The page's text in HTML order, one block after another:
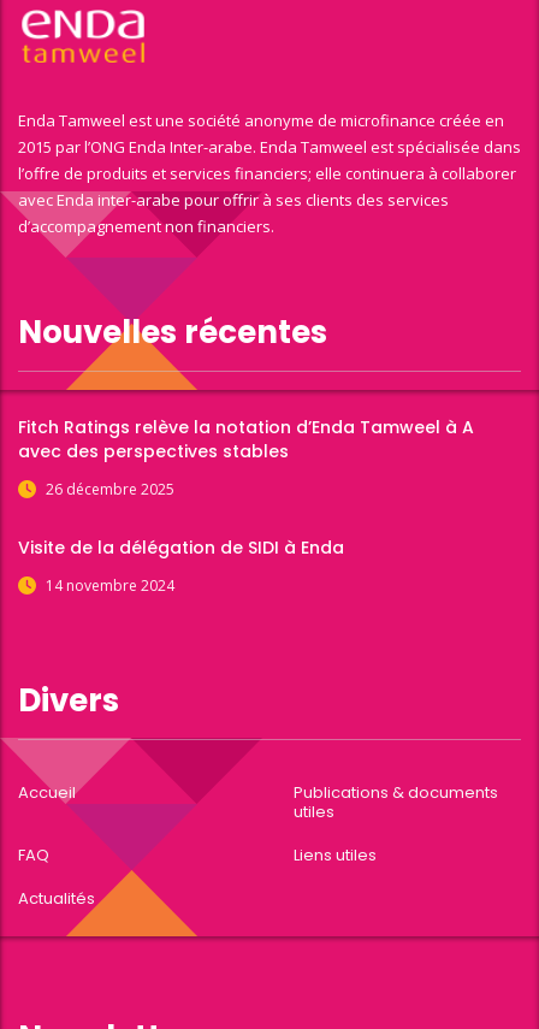
Enda Tamweel est une société anonyme de microfinance créée en
2015 par l’ONG Enda Inter-arabe. Enda Tamweel est spécialisée dans
l’offre de produits et services financiers; elle continuera à collaborer
avec Enda inter-arabe pour offrir à ses clients des services
d’accompagnement non financiers.
Nouvelles récentes
Fitch Ratings relève la notation d’Enda Tamweel à A
avec des perspectives stables
26 décembre 2025
Visite de la délégation de SIDI à Enda
14 novembre 2024
Divers
Accueil
Publications & documents
utiles
FAQ
Liens utiles
Actualités